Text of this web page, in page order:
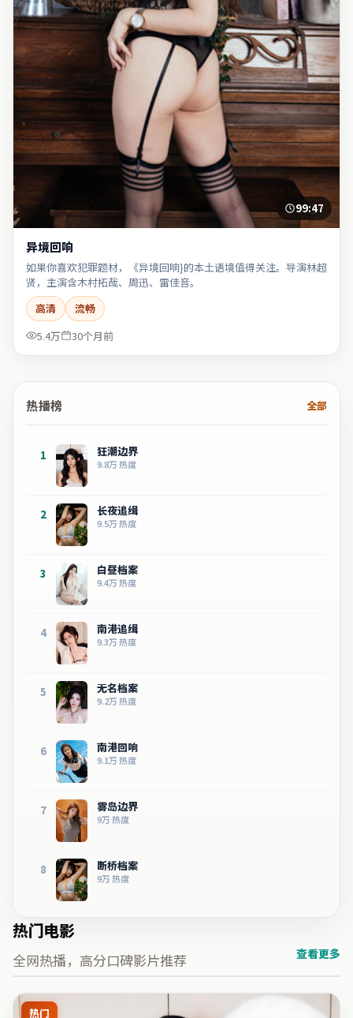
99:47
异境回响
如果你喜欢犯罪题材，《异境回响}的本土语境值得关注。导演林超
贤，主演含木村拓哉、周迅、雷佳音。
高清
流畅
5.4万
30个月前
热播榜 全部
1 狂潮边界
9.8万热度
2 长夜追缉
9.5万热度
3 白昼档案
9.4万热度
4 南港追缉
9.3万热度
5 无名档案
9.2万热度
6 南港回响
9.1万热度
7 雾岛边界
9万热度
8 断桥档案
9万热度
热门电影
全网热播，高分口碑影片推荐 查看更多
热门